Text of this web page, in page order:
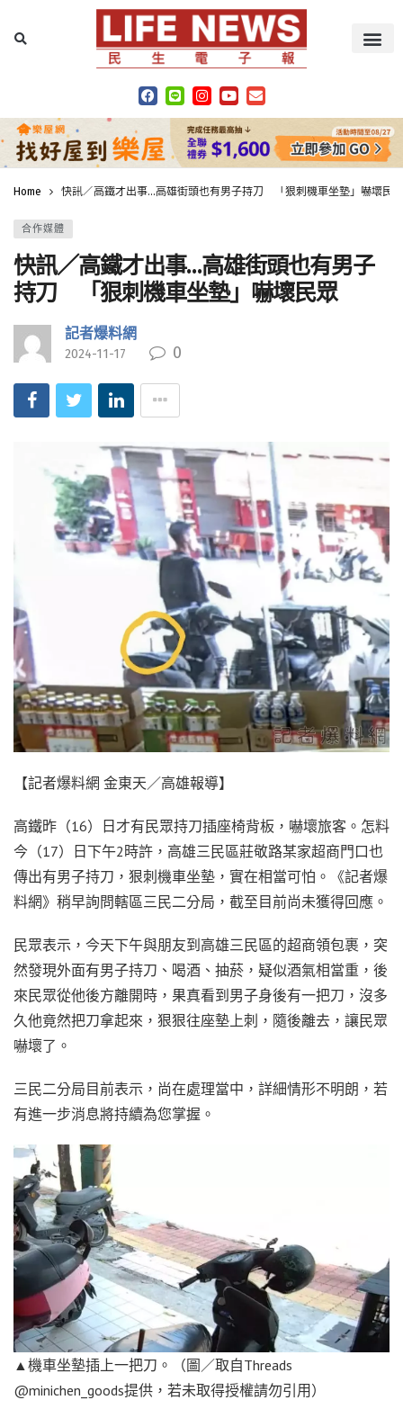
Home 快訊／高鐵才出事…高雄街頭也有男子持刀 「狠刺機車坐墊」嚇壞民眾
合作媒體
快訊／高鐵才出事…高雄街頭也有男子
持刀 「狠刺機車坐墊」嚇壞民眾
記者爆料網
2024-11-17 0
【記者爆料網 金東天／高雄報導】
高鐵昨（16）日才有民眾持刀插座椅背板，嚇壞旅客。怎料
今（17）日下午2時許，高雄三民區莊敬路某家超商門口也
傳出有男子持刀，狠刺機車坐墊，實在相當可怕。《記者爆
料網》稍早詢問轄區三民二分局，截至目前尚未獲得回應。
民眾表示，今天下午與朋友到高雄三民區的超商領包裹，突
然發現外面有男子持刀、喝酒、抽菸，疑似酒氣相當重，後
來民眾從他後方離開時，果真看到男子身後有一把刀，沒多
久他竟然把刀拿起來，狠狠往座墊上刺，隨後離去，讓民眾
嚇壞了。
三民二分局目前表示，尚在處理當中，詳細情形不明朗，若
有進一步消息將持續為您掌握。
▲機車坐墊插上一把刀。（圖／取自Threads
@minichen_goods提供，若未取得授權請勿引用）